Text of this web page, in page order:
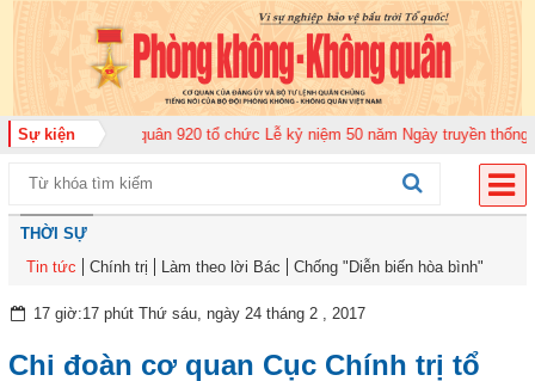
Sự kiện
Không quân 920 tổ chức Lễ kỷ niệm 50 năm Ngày truyền thống (12-11-
THỜI SỰ
Tin tức
Chính trị Làm theo lời Bác Chống "Diễn biến hòa bình"
17 giờ:17 phút Thứ sáu, ngày 24 tháng 2 , 2017
Chi đoàn cơ quan Cục Chính trị tổ